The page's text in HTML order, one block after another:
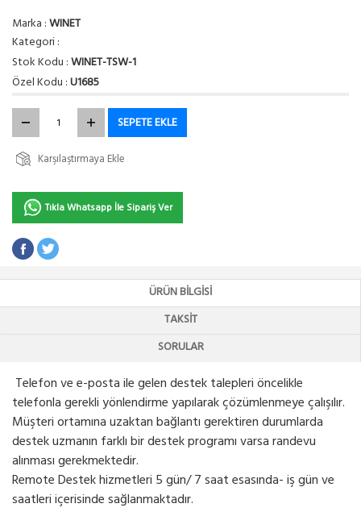
Marka :WINET
Kategori :
Stok Kodu :WINET-TSW-1
Özel Kodu :U1685
SEPETE EKLE
Karşılaştırmaya Ekle
Tıkla Whatsapp İle Sipariş Ver
ÜRÜN BILGISI
TAKSIT
SORULAR
Telefon ve e-posta ile gelen destek talepleri öncelikle
telefonla gerekli yönlendirme yapılarak çözümlenmeye çalışılır.
Müşteri ortamına uzaktan bağlantı gerektiren durumlarda
destek uzmanın farklı bir destek programı varsa randevu
alınması gerekmektedir.
Remote Destek hizmetleri 5 gün/ 7 saat esasında- iş gün ve
saatleri içerisinde sağlanmaktadır.